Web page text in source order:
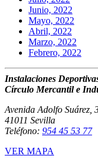
Junio, 2022
Mayo, 2022
Abril, 2022
Marzo, 2022
Febrero, 2022
Instalaciones
Círculo Mercantil e
Avenida Adolfo Suárez,
41011 Sevilla
Teléfono: 954 45 53 77
VER MAPA